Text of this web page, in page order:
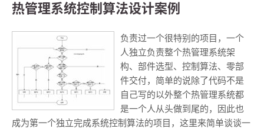
热管理系统控制算法设计案例
负责过一个很特别的项目，一个
人独立负责整个热管理系统架
构、部件选型、控制算法、零部
件交付，简单的说除了代码不是
自己写的以外整个热管理系统都
是一个人从头做到尾的，因此也
成为第一个独立完成系统控制算法的项目，这里来简单谈谈一